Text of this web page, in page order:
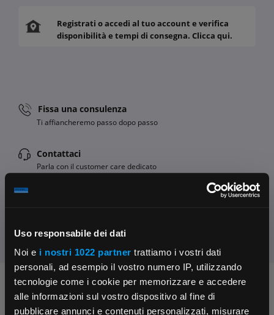
Uso responsabile dei dati
Noi e i nostri 1022 partner trattiamo i vostri dati
personali, ad esempio il vostro numero IP, utilizzando
tecnologie come i cookie per memorizzare e accedere
alle informazioni sul vostro dispositivo al fine di
pubblicare annunci e contenuti personalizzati, misurare
Registrati o accedi al tuo account e verifica
disponibilità e tempi di consegna. Clicca qui.
Fissa una consulenza
Ti affiancheremo passo dopo passo
Contattaci
Parla con il customer care dedicato
Chiedi ai nostri tecnici